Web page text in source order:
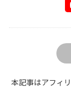
本記事はアフィ